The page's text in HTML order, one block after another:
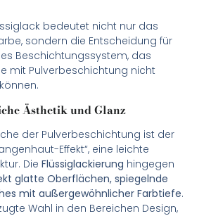
bedeutet nicht nur das
sondern die Entscheidung für
Beschichtungssystem, das
mit Pulverbeschichtung nicht
Ästhetik und Glanz
der Pulverbeschichtung ist der
Effekt“, eine leichte
DieFlüssiglackierung hingegen
glatte Oberflächen, spiegelnde
mit außergewöhnlicher Farbtiefe.
Wahl in den Bereichen Design,